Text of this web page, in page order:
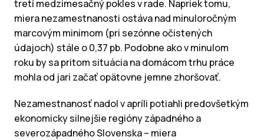
tretí medzimesačný pokles v rade. Napriek tomu,
miera nezamestnanosti ostáva nad minuloročným
marcovým minimom (pri sezónne očistených
údajoch) stále o 0,37 pb. Podobne ako v minulom
roku by sa pritom situácia na domácom trhu práce
mohla od jari začať opätovne jemne zhoršovať.
Nezamestnanosť nadol v apríli potiahli predovšetkým
ekonomicky silnejšie regióny západného a
severozápadného Slovenska – miera